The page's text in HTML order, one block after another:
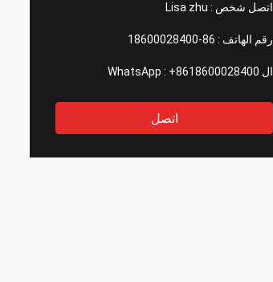
اتصل شخص : Lisa zhu
رقم الهاتف : 86-18600028400
ال WhatsApp : +8618600028400
اتصل